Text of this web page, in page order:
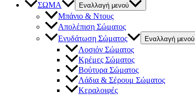
ΣΩΜΑ
Εναλλαγή μενού
Μπάνιο & Ντους
Απολέπιση Σώματος
Ενυδάτωση Σώματος
Εναλλαγή μενού
Λοσιόν Σώματος
Κρέμες Σώματος
Βούτυρα Σώματος
Λάδια & Σέρουμ Σώματος
Κεραλοιφές